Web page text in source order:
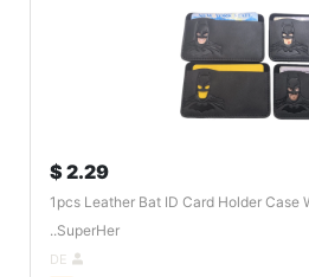
2.29 $
1pcs Leather Bat ID Card Holder Case
SuperHer..